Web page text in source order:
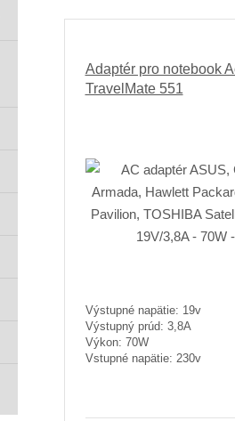
Adaptér pro notebook
TravelMate 551
Výstupné napätie: 19v
Výstupný prúd: 3,8A
Výkon: 70W
Vstupné napätie: 230v